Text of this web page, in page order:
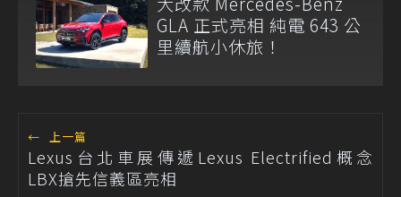
GLA 正式亮相 純電 643 公
里續航小休旅！
← 上一篇
Lexus台北車展傳遞Lexus Electrified概念
LBX搶先信義區亮相